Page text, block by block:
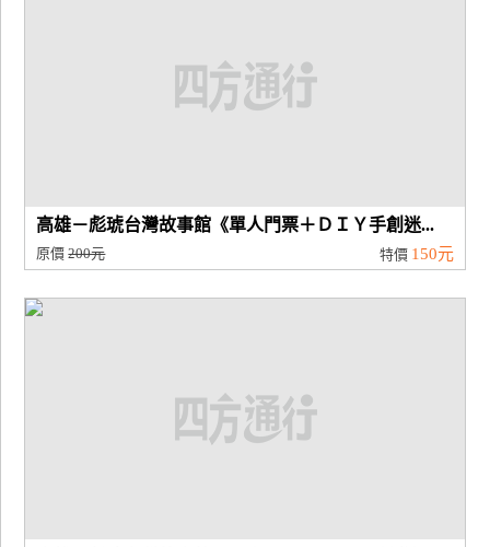
高雄－彪琥台灣故事館《單人門票＋ＤＩＹ手創迷...
原價200元 特價 150元